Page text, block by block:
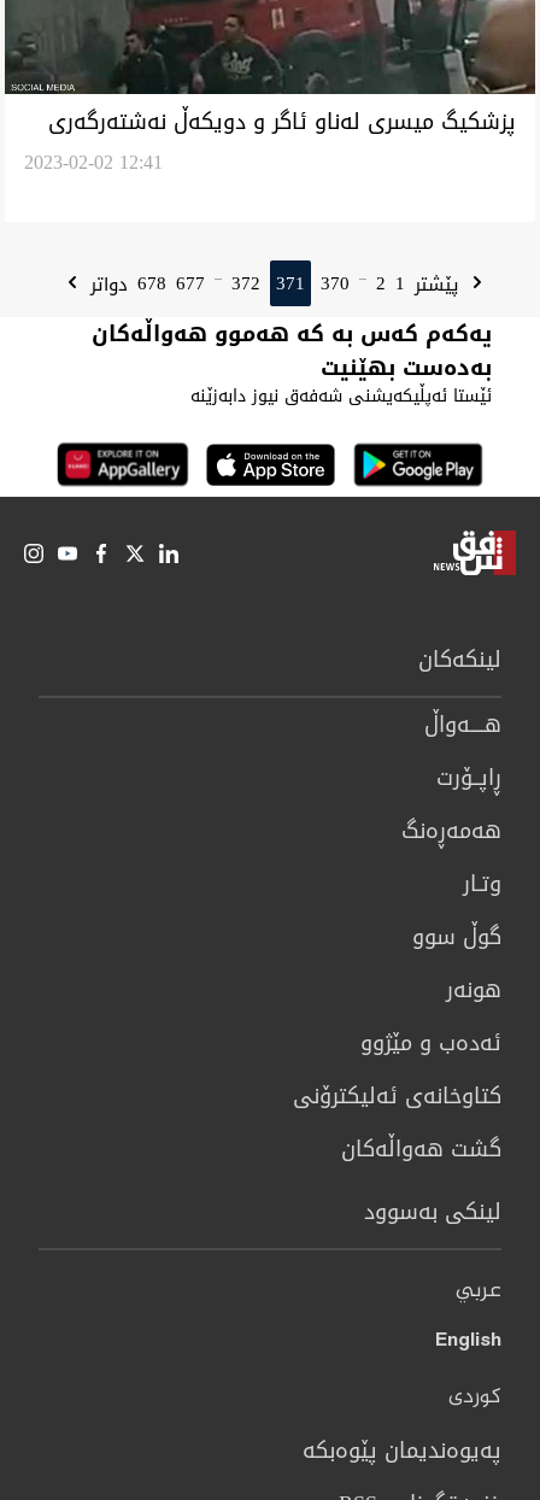
پزشکیگ میسری لەناو ئاگر و دویکەڵ نەشتەرگەری
2023-02-02 12:41
پێشتر 1
2
...
370
371
372
...
677
678 دواتر
یەکەم کەس بە کە هەموو هەواڵەکان
بەدەست بهێنیت
ئێستا ئەپڵیکەیشنی شەفەق نیوز دابەزێنە
لینكەكان
هــــه‌واڵ
ڕاپــۆرت
هه‌مه‌ڕه‌نگ
وتـار
گوڵ سوو
هونه‌ر
ئەدەب و مێژوو
كتاوخانه‌ی ئه‌ليكترۆنی
گشت هەواڵەکان
لینکی بەسوود
عربي
English
کوردی
پەیوەندیمان پێوەبکە